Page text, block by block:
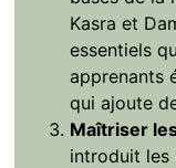
Kasra et
essentiels
apprenants
qui ajoute
Maîtriser
introduit les